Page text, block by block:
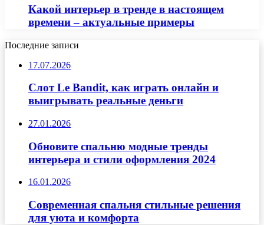
Какой интерьер в тренде в настоящем
времени – актуальные примеры
Последние записи
17.07.2026
Слот Le Bandit, как играть онлайн и
выигрывать реальные деньги
27.01.2026
Обновите спальню модные тренды
интерьера и стили оформления 2024
16.01.2026
Современная спальня стильные решения
для уюта и комфорта